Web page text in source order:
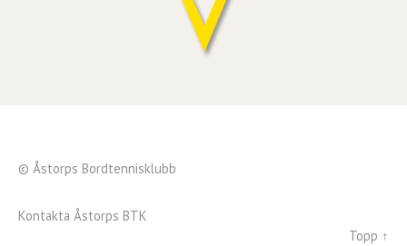
© Åstorps Bordtennisklubb
Kontakta Åstorps BTK
Topp ↑